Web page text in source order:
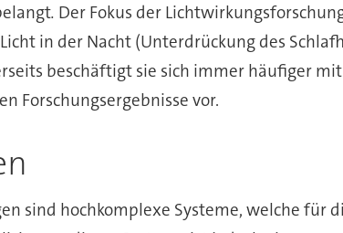
. Der Fokus der
in der Nacht (Unterdrückung des
beschäftigt sie sich immer häufiger
Forschungsergebnisse vor.
sind hochkomplexe Systeme, welche